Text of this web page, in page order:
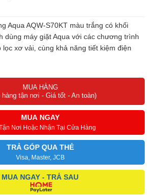
Aqua AQW-S70KT màu trắng có khối
dùng máy giặt Aqua với các chương trình
xơ vải, cùng khả năng tiết kiệm điện
MUA HÀNG
hàng tận nơi - Giá tốt - An toàn)
MUA NGAY
Nơi Hoặc Nhận Tại Cửa Hàng
TRẢ GÓP QUA THẺ
Visa, Master, JCB
MUA NGAY - TRẢ SAU